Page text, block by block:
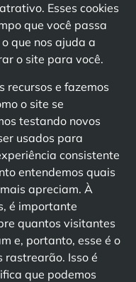
Esses cookies
que você passa
que nos ajuda a
o site para você.
recursos e fazemos
o site se
testando novos
usados para
consistente
entendemos quais
apreciam. À
é importante
quantos visitantes
e, portanto, esse é o
rastrearão. Isso é
que podemos